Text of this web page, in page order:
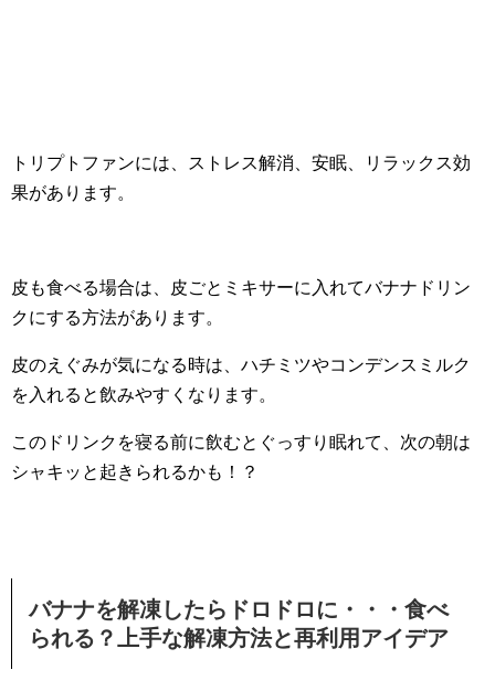
トリプトファンには、ストレス解消、安眠、リラックス効
果があります。
皮も食べる場合は、皮ごとミキサーに入れてバナナドリン
クにする方法があります。
皮のえぐみが気になる時は、ハチミツやコンデンスミルク
を入れると飲みやすくなります。
このドリンクを寝る前に飲むとぐっすり眠れて、次の朝は
シャキッと起きられるかも！？
バナナを解凍したらドロドロに・・・食べ
られる？上手な解凍方法と再利用アイデア